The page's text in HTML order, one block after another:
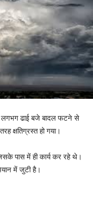
लगभग ढाई बजे बादल फटने से
क्षतिग्रस्त हो गया।
पास में ही कार्य कर रहे थे।
में जुटी है।